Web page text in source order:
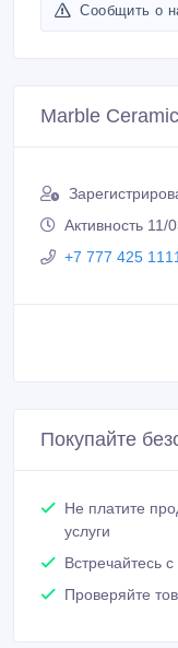
Сообщить о
Marble
Активность 11/
+7 777 425
Покупайте
Не платите
услуги
Встречайтесь
Проверяйте